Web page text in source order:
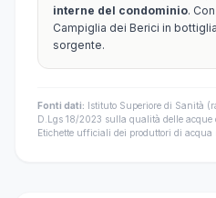
interne del condominio.
Campiglia dei Berici in
sorgente.
Fonti dati: Istituto Superiore di Sanità
D.Lgs 18/2023 sulla qualità delle acque
Etichette ufficiali dei produttori di acqua